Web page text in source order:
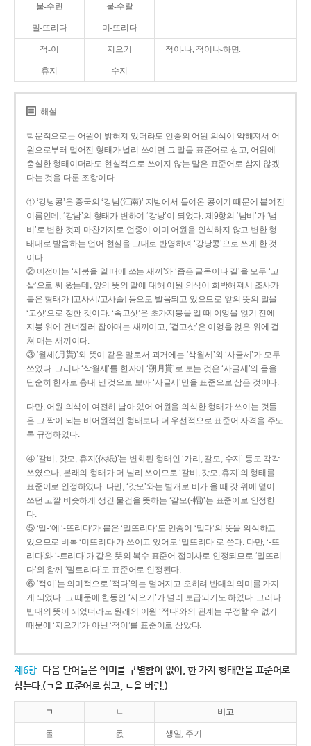
물-수란 물-수랄
밀-뜨리다 미-뜨리다
적-이 저으기 적이-나, 적이나-하면.
휴지 수지
해설
학문적으로는 어원이 밝혀져 있더라도 언중의 어원 의식이 약해져서 어
원으로부터 멀어진 형태가 널리 쓰이면 그 말을 표준어로 삼고, 어원에
충실한 형태이더라도 현실적으로 쓰이지 않는 말은 표준어로 삼지 않겠
다는 것을 다룬 조항이다.
① ‘강낭콩’은 중국의 ‘강남(江南)’ 지방에서 들여온 콩이기 때문에 붙여진
이름인데, ‘강남’의 형태가 변하여 ‘강낭’이 되었다. 제9항의 ‘남비’가 ‘냄
비’로 변한 것과 마찬가지로 언중이 이미 어원을 인식하지 않고 변한 형
태대로 발음하는 언어 현실을 그대로 반영하여 ‘강낭콩’으로 쓰게 한 것
이다.
② 예전에는 ‘지붕을 일 때에 쓰는 새끼’와 ‘좁은 골목이나 길’을 모두 ‘고
샅’으로 써 왔는데, 앞의 뜻의 말에 대해 어원 의식이 희박해져서 조사가
붙은 형태가 [고사시/고사슬] 등으로 발음되고 있으므로 앞의 뜻의 말을
‘고삿’으로 정한 것이다. ‘속고삿’은 초가지붕을 일 때 이엉을 얹기 전에
지붕 위에 건너질러 잡아매는 새끼이고, ‘겉고삿’은 이엉을 얹은 위에 걸
쳐 매는 새끼이다.
③ ‘월세(月貰)’와 뜻이 같은 말로서 과거에는 ‘삭월세’와 ‘사글세’가 모두
쓰였다. 그러나 ‘삭월세’를 한자어 ‘朔月貰’로 보는 것은 ‘사글세’의 음을
단순히 한자로 흉내 낸 것으로 보아 ‘사글세’만을 표준으로 삼은 것이다.
다만, 어원 의식이 여전히 남아 있어 어원을 의식한 형태가 쓰이는 것들
은 그 짝이 되는 비어원적인 형태보다 더 우선적으로 표준어 자격을 주도
록 규정하였다.
④ ‘갈비, 갓모, 휴지(休紙)’는 변화된 형태인 ‘가리, 갈모, 수지’ 등도 각각
쓰였으나, 본래의 형태가 더 널리 쓰이므로 ‘갈비, 갓모, 휴지’의 형태를
표준어로 인정하였다. 다만, ‘갓모’와는 별개로 비가 올 때 갓 위에 덮어
쓰던 고깔 비슷하게 생긴 물건을 뜻하는 ‘갈모(-帽)’는 표준어로 인정한
다.
⑤ ‘밀-’에 ‘-뜨리다’가 붙은 ‘밀뜨리다’도 언중이 ‘밀다’의 뜻을 의식하고
있으므로 비록 ‘미뜨리다’가 쓰이고 있어도 ‘밀뜨리다’로 쓴다. 다만, ‘-뜨
리다’와 ‘-트리다’가 같은 뜻의 복수 표준어 접미사로 인정되므로 ‘밀뜨리
다’와 함께 ‘밀트리다’도 표준어로 인정된다.
⑥ ‘적이’는 의미적으로 ‘적다’와는 멀어지고 오히려 반대의 의미를 가지
게 되었다. 그 때문에 한동안 ‘저으기’가 널리 보급되기도 하였다. 그러나
반대의 뜻이 되었더라도 원래의 어원 ‘적다’와의 관계는 부정할 수 없기
때문에 ‘저으기’가 아닌 ‘적이’를 표준어로 삼았다.
제6항 다음 단어들은 의미를 구별함이 없이, 한 가지 형태만을 표준어로
삼는다.(ㄱ을 표준어로 삼고, ㄴ을 버림.)
ㄱ ㄴ 비고
돌 돐 생일, 주기.